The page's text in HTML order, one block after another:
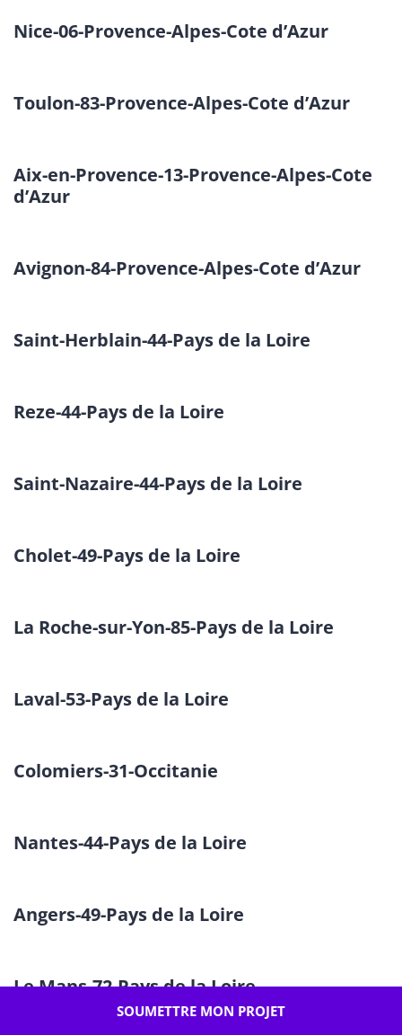
SOUMETTRE MON PROJET
Nice-06-Provence-Alpes-Cote d’Azur
Toulon-83-Provence-Alpes-Cote d’Azur
Aix-en-Provence-13-Provence-Alpes-Cote
d’Azur
Avignon-84-Provence-Alpes-Cote d’Azur
Saint-Herblain-44-Pays de la Loire
Reze-44-Pays de la Loire
Saint-Nazaire-44-Pays de la Loire
Cholet-49-Pays de la Loire
La Roche-sur-Yon-85-Pays de la Loire
Laval-53-Pays de la Loire
Colomiers-31-Occitanie
Nantes-44-Pays de la Loire
Angers-49-Pays de la Loire
Le Mans-72-Pays de la Loire